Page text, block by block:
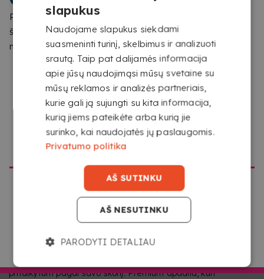
Pastebėjome, kad naršote iš vietos, kuri nesutampa su
šios svetainės skirta vieta. Patvirtinkite, kurią svetainę
norite aplankyti
EITI Į COPYKREA USA
EITI Į COPYKREA LIETUVA
Tavo dizainai nusipelno ilgaamžiškumo. DTF UV lipdukai
puikiai atlaiko vandenį, drėgmę, įbrėžimus ir kasdienį
naudojimą, todėl jie tobulai tinka daiktams, kuriuos naudoji
dažnai. Be to, juos gausi atskirai išpjautus ir paruoštus
LIPDUKAI SU RYŠKIOMIS SPALVOMIS IR 3D
reljefo efektą, kuris išskirs tavo dizainus. Taip pat gali
pritaikytum pagal savo skonį. Premium apdaila, kuri
slapukus
Naudojame slapukus siekdami
suasmeninti turinį, skelbimus ir analizuoti
srautą. Taip pat dalijamės informacija
apie jūsų naudojimąsi mūsų svetaine su
mūsų reklamos ir analizės partneriais,
kurie gali ją sujungti su kita informacija,
kurią jiems pateikėte arba kurią jie
surinko, kai naudojatės jų paslaugomis.
Privatumo politika
AŠ SUTINKU
AŠ NESUTINKU
PARODYTI DETALIAU